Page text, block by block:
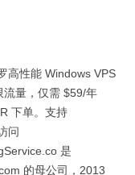
高性能 Windows VPS
量，仅需 $59/年
下单。支持
问
是
的母公司，2013